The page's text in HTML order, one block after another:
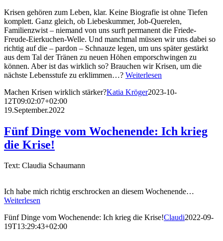
Krisen gehören zum Leben, klar. Keine Biografie ist ohne Tiefen
komplett. Ganz gleich, ob Liebeskummer, Job-Querelen,
Familienzwist – niemand von uns surft permanent die Friede-
Freude-Eierkuchen-Welle. Und manchmal müssen wir uns dabei so
richtig auf die – pardon – Schnauze legen, um uns später gestärkt
aus dem Tal der Tränen zu neuen Höhen emporschwingen zu
können. Aber ist das wirklich so? Brauchen wir Krisen, um die
nächste Lebensstufe zu erklimmen…? Weiterlesen
Machen Krisen wirklich stärker?Katia Kröger2023-10-
12T09:02:07+02:00
19.September.2022
Fünf Dinge vom Wochenende: Ich krieg
die Krise!
Text: Claudia Schaumann
Ich habe mich richtig erschrocken an diesem Wochenende…
Weiterlesen
Fünf Dinge vom Wochenende: Ich krieg die Krise!Claudi2022-09-
19T13:29:43+02:00